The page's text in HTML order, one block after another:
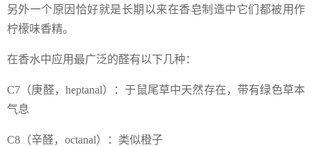
另外一个原因恰好就是长期以来在香皂制造中它们都被用作
柠檬味香精。
在香水中应用最广泛的醛有以下几种：
C7（庚醛，heptanal）：于鼠尾草中天然存在，带有绿色草本
气息
C8（辛醛，octanal）：类似橙子